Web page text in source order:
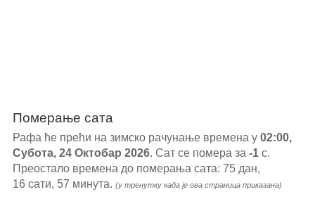
Померање сата
Рафа ће прећи на зимско рачунање времена у 02:00,
Субота, 24 Октобар 2026. Сат се помера за -1с.
Преостало времена до померања сата: 75 дан,
16 сати, 57 минута. (у тренутку када је ова страница приказана)